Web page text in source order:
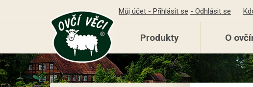
Můj účet - Přihlásit se - Odhlásit se
Produkty O